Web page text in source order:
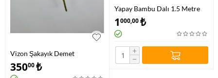
Vizon Şakayık Demet
35000₺
Yapay Bambu Dalı 1.5 Metre
5'li
1000,00₺
+
−